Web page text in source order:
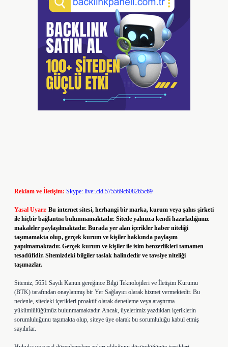
Reklam ve İletişim: Skype: live:.cid.575569c608265c69
Yasal Uyarı: Bu internet sitesi, herhangi bir marka, kurum veya şahıs şirketi
ile hiçbir bağlantısı bulunmamaktadır. Sitede yalnızca kendi hazırladığımız
makaleler paylaşılmaktadır. Burada yer alan içerikler haber niteliği
taşımamakta olup, gerçek kurum ve kişiler hakkında paylaşım
yapılmamaktadır. Gerçek kurum ve kişiler ile isim benzerlikleri tamamen
tesadüfidir. Sitemizdeki bilgiler taslak halindedir ve tavsiye niteliği
taşımazlar.
Sitemiz, 5651 Sayılı Kanun gereğince Bilgi Teknolojileri ve İletişim Kurumu
(BTK) tarafından onaylanmış bir Yer Sağlayıcı olarak hizmet vermektedir. Bu
nedenle, sitedeki içerikleri proaktif olarak denetleme veya araştırma
yükümlülüğümüz bulunmamaktadır. Ancak, üyelerimiz yazdıkları içeriklerin
sorumluluğunu taşımakta olup, siteye üye olarak bu sorumluluğu kabul etmiş
sayılırlar.